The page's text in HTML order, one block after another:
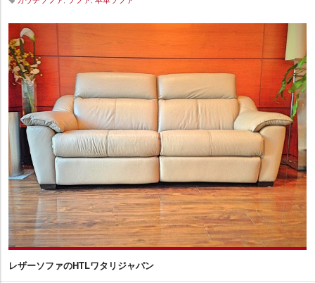
イ
ン
テ
リ
ア
プ
ラ
ス
レザーソファのHTLワタリジャパン